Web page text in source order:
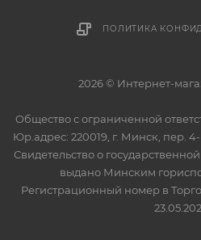
ПОЛИТИКА
2026 © Интернет-
Общество с ограниченной
Юр.адрес: 220019, г. Минск, пер.
Свидетельство о
выдано Минским
Регистрационный номер в